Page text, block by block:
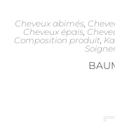
Cheveux abimés,
Cheveux épais,
Composition produit,